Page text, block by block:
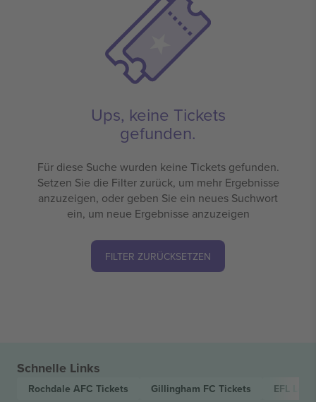
Ups, keine Tickets
gefunden.
Für diese Suche wurden keine Tickets gefunden.
Setzen Sie die Filter zurück, um mehr Ergebnisse
anzuzeigen, oder geben Sie ein neues Suchwort
ein, um neue Ergebnisse anzuzeigen
FILTER ZURÜCKSETZEN
Schnelle Links
Rochdale AFC Tickets Gillingham FC Tickets EFL